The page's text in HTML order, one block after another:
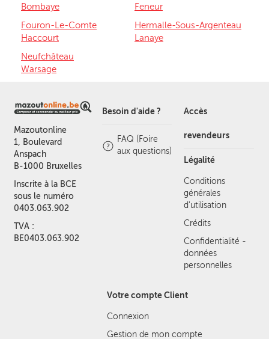
Bombaye
Feneur
Fouron-Le-Comte
Haccourt
Hermalle-Sous-Argenteau
Lanaye
Neufchâteau
Warsage
Mazoutonline
1, Boulevard
Anspach
B-1000 Bruxelles
Inscrite à la BCE
sous le numéro
0403.063.902
TVA :
BE0403.063.902
Besoin d'aide ?
FAQ (Foire
aux questions)
Accès
revendeurs
Légalité
Conditions
générales
d'utilisation
Crédits
Confidentialité -
données
personnelles
Votre compte Client
Connexion
Gestion de mon compte